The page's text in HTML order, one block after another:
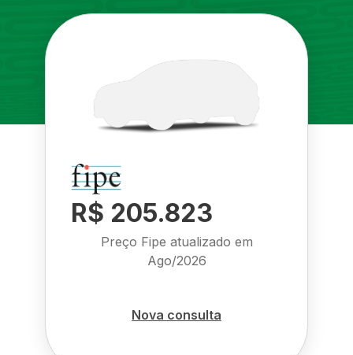
R$ 205.823
Preço Fipe atualizado em
Ago/2026
Nova consulta